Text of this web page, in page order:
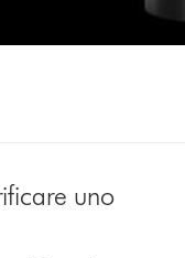
uno